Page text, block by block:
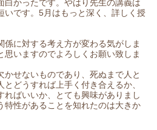
白かったです。やはり先生の講義は
いです。5月はもっと深く、詳しく授
係に対する考え方が変わる気がしま
思いますのでよろしくお願い致しま
かせないものであり、死ぬまで人と
どうすれば上手く付き合えるか、
ればいいか、とても興味がありまし
特性があることを知れたのは大きか